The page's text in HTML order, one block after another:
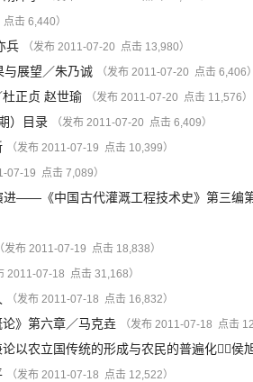
击 6,440）
兵 （发布 2011-07-20 点击 13,980）
与展望 ／朱乃诚 （发布 2011-07-20 点击 6,406）
杜正贞 赵世瑜 （发布 2011-07-20 点击 11,576）
）目录 （发布 2011-07-20 点击 6,409）
（发布 2011-07-19 点击 10,399）
07-19 点击 7,089）
进——《中国古代灌溉工程技术史》第三编
（发布 2011-07-19 点击 18,838）
2011-07-18 点击 31,168）
（发布 2011-07-18 点击 16,832）
》第六章／马克垚 （发布 2011-07-18 点击
以农立国传统的形成与农民的普遍化／侯
（发布 2011-07-18 点击 12,522）